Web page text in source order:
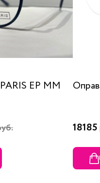
EP MM